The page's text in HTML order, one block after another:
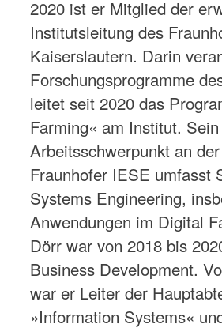
2020 ist er Mitglied der
Institutsleitung des
Kaiserslautern. Darin
Forschungsprogramme
leitet seit 2020 das
Farming« am Institut. Sein
Arbeitsschwerpunkt an
Fraunhofer IESE umfasst
Systems Engineering,
Anwendungen im Digital
Dörr war von 2018 bis
Business Development.
war er Leiter der
»Information Systems«